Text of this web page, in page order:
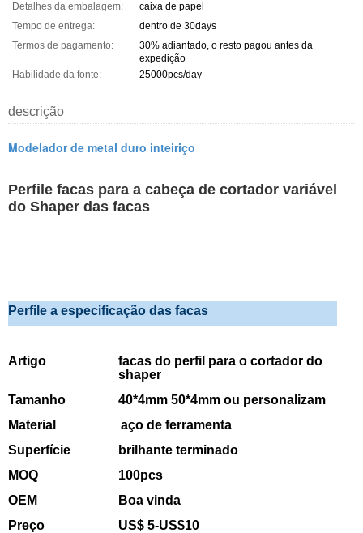
Detalhes da embalagem:
caixa de papel
Tempo de entrega:
dentro de 30days
Termos de pagamento:
30% adiantado, o resto pagou antes da
expedição
Habilidade da fonte:
25000pcs/day
descrição
Modelador de metal duro inteiriço
Perfile facas para a cabeça de cortador variável
do Shaper das facas
Perfile a especificação das facas
Artigo
facas do perfil para o cortador do
shaper
Tamanho
40*4mm 50*4mm ou personalizam
Material
aço de ferramenta
Superfície
brilhante terminado
MOQ
100pcs
OEM
Boa vinda
Preço
US$ 5-US$10